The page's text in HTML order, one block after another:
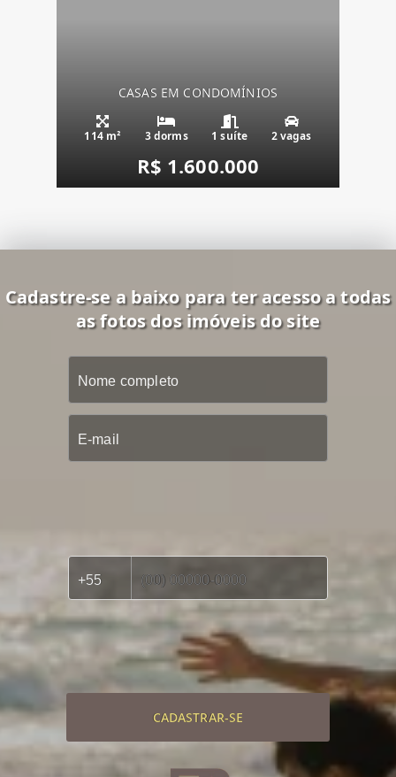
CASAS EM CONDOMÍNIOS
114 m² 3 dorms 1 suíte 2 vagas
R$ 1.600.000
Cadastre-se a baixo para ter acesso a todas
as fotos dos imóveis do site
CADASTRAR-SE